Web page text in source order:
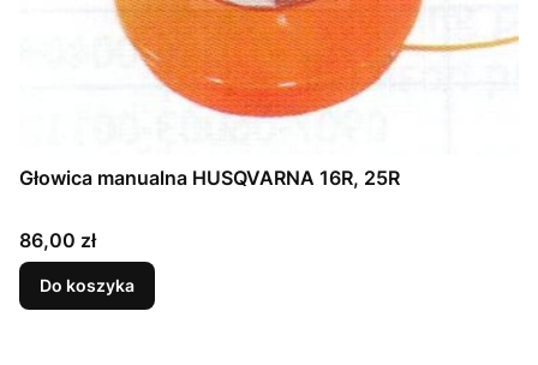
Głowica manualna HUSQVARNA 16R, 25R
Cena
86,00 zł
Do koszyka